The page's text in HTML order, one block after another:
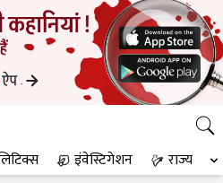
इंवेस्टिगेशन राज्य